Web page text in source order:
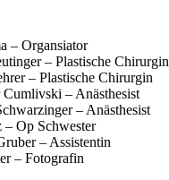
– Organsiator
– Plastische Chirurgin
– Plastische Chirurgin
– Anästhesist
– Anästhesist
– Op Schwester
– Assistentin
– Fotografin